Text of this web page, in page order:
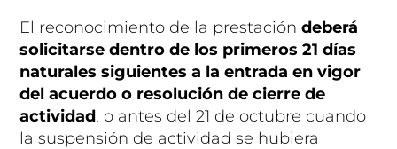
El reconocimiento de la prestacióndeberá
solicitarse dentro de los primeros 21 días
naturales siguientes a la entrada en vigor
del acuerdo o resolución de cierre de
actividad, o antes del 21 de octubre cuando
la suspensión de actividad se hubiera